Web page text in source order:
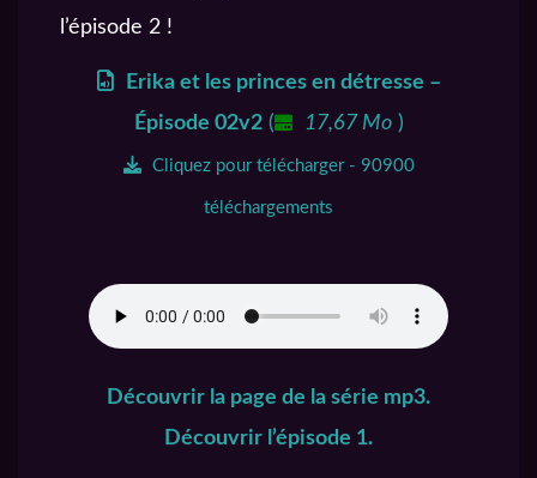
l’épisode 2 !
Erika et les princes en détresse –
Épisode 02v2( 17,67 Mo )
Cliquez pour télécharger - 90900
téléchargements
Découvrir la page de la série mp3.
Découvrir l’épisode 1.